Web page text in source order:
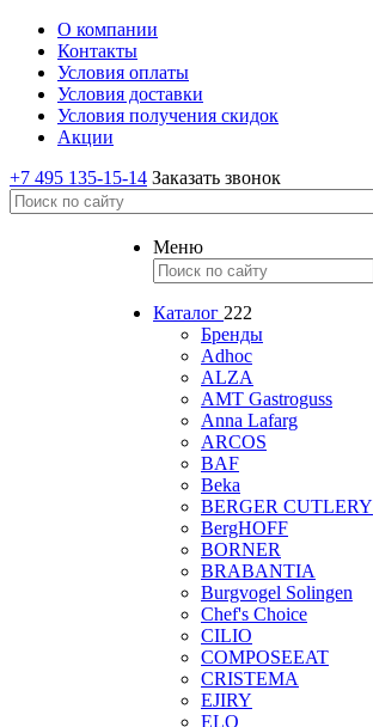
О компании
Контакты
Условия оплаты
Условия доставки
Условия получения скидок
Акции
+7 495 135-15-14 Заказать звонок
Меню
Каталог 222
Бренды
Adhoc
ALZA
AMT Gastroguss
Anna Lafarg
ARCOS
BAF
Beka
BERGER CUTLERY
BergHOFF
BORNER
BRABANTIA
Burgvogel Solingen
Chef's Choice
CILIO
COMPOSEEAT
CRISTEMA
EJIRY
ELO